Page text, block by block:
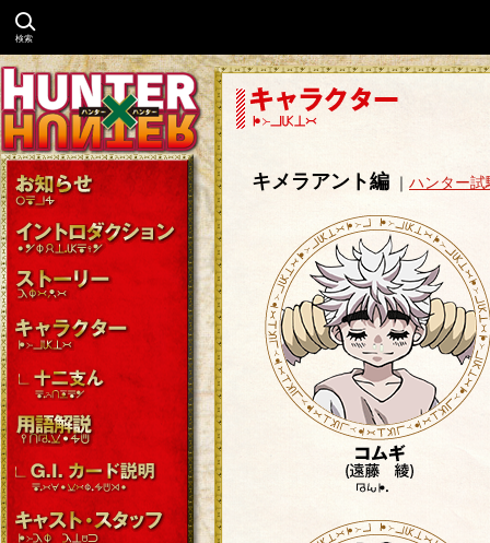
検索
キメラアント編 ｜ ハンター試